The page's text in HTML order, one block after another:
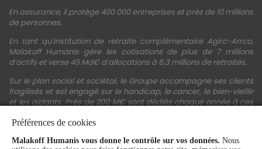
En assurance, il protège 400 000 entreprises et près de 10 millions
de personnes.
En tant qu’institution de retraite complémentaire Agirc-Arrco,
Malakoff Humanis gère les cotisations de plus de 7 millions
d’actifs et verse 45 Md€ d’allocations à 6,3 millions de retraités.
Sur le plan social et sociétal, le Groupe accompagne ses clients
fragilisés et est engagé sur le handicap, le cancer, le bien-vieillir
et les aidants. Près de 200 M€ sont dédiés chaque année à ces
financière et la performance du Groupe sont confirmées par une
Préférences de cookies
Malakoff Humanis vous donne le contrôle sur vos données. Nous